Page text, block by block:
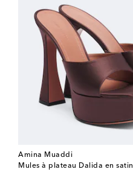
Amina Muaddi
Mules à plateau Dalida en satin